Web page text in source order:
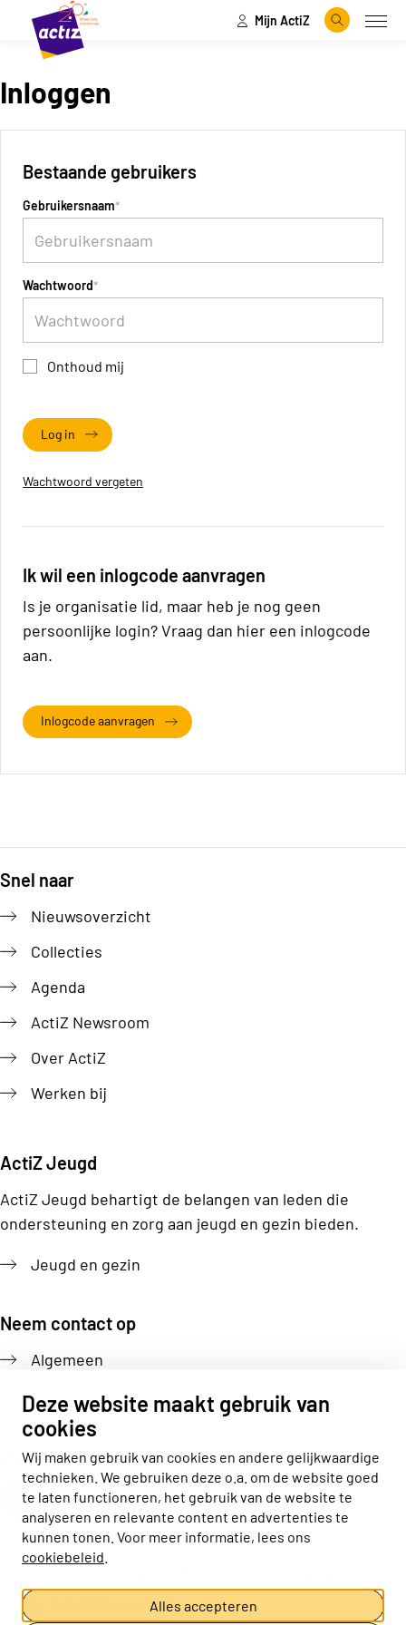
Deze website maakt gebruik van
cookies
Wij maken gebruik van cookies en andere gelijkwaardige
technieken. We gebruiken deze o.a. om de website goed
te laten functioneren, het gebruik van de website te
analyseren en relevante content en advertenties te
kunnen tonen. Voor meer informatie, lees ons
cookiebeleid
Alles accepteren
Naar hoofdinhoud
Naar menu Mijn ActiZ
Zoeken
Inloggen
Bestaande gebruikers
Gebruikersnaam
Wachtwoord
Onthoud mij
Log in
Wachtwoord vergeten
Ik wil een inlogcode aanvragen
Is je organisatie lid, maar heb je nog geen
persoonlijke login? Vraag dan hier een inlogcode
aan.
Inlogcode aanvragen
Snel naar
Nieuwsoverzicht
Collecties
Agenda
ActiZ Newsroom
Over ActiZ
Werken bij
ActiZ Jeugd
ActiZ Jeugd behartigt de belangen van leden die
ondersteuning en zorg aan jeugd en gezin bieden.
Jeugd en gezin
Neem contact op
Algemeen
Pers
Volg ons
Actiz linkedin
Actiz instagram
Actiz youtube
Actiz facebook
Cookie-instellingen aanpassen